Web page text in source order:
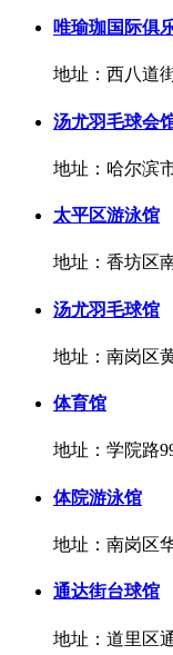
唯瑜珈国际俱
地址：西八道
汤尤羽毛球会
地址：哈尔滨
太平区游泳馆
地址：香坊区
汤尤羽毛球馆
地址：南岗区
体育馆
地址：学院路
体院游泳馆
地址：南岗区
通达街台球馆
地址：道里区